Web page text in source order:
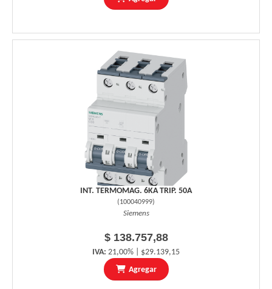
INT. TERMOMAG. 6KA TRIP. 50A
(100040999)
Siemens
$ 138.757,88
IVA: 21,00% | $29.139,15
Agregar